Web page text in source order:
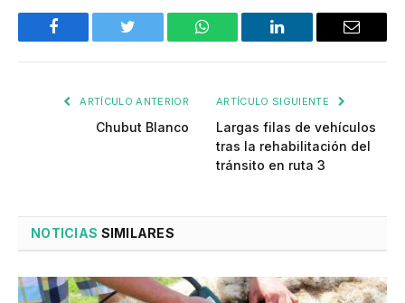
Facebook Twitter WhatsApp LinkedIn Email
ARTÍCULO ANTERIOR
Chubut Blanco
ARTÍCULO SIGUIENTE
Largas filas de vehículos
tras la rehabilitación del
tránsito en ruta 3
NOTICIAS SIMILARES